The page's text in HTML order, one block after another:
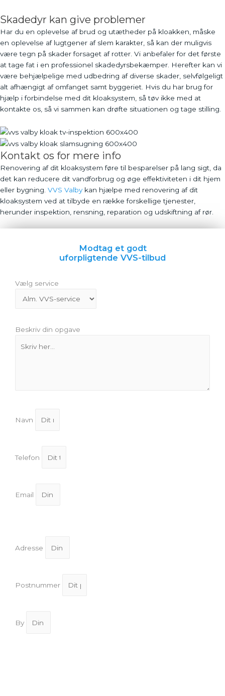
Skadedyr kan give problemer
Har du en oplevelse af brud og utætheder på kloakken, måske
en oplevelse af lugtgener af slem karakter, så kan der muligvis
være tegn på skader forsaget af rotter. Vi anbefaler for det første
at tage fat i en professionel skadedyrsbekæmper. Herefter kan vi
være behjælpelige med udbedring af diverse skader, selvfølgeligt
alt afhængigt af omfanget samt byggeriet. Hvis du har brug for
hjælp i forbindelse med dit kloaksystem, så tøv ikke med at
kontakte os, så vi sammen kan drøfte situationen og tage stilling.
Kontakt os for mere info
Renovering af dit kloaksystem føre til besparelser på lang sigt, da
det kan reducere dit vandforbrug og øge effektiviteten i dit hjem
eller bygning. VVS Valbykan hjælpe med renovering af dit
kloaksystem ved at tilbyde en række forskellige tjenester,
herunder inspektion, rensning, reparation og udskiftning af rør.
Modtag et godt
uforpligtende VVS-tilbud
Vælg service
Beskriv din opgave
Navn
Telefon
Email
Adresse
Postnummer
By